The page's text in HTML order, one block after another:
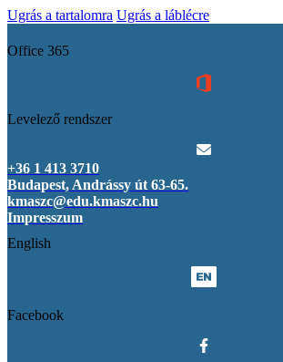
Ugrás a tartalomra Ugrás a láblécre
Office 365
Levelező rendszer
+36 1 413 3710
Budapest, Andrássy út 63-65.
kmaszc@edu.kmaszc.hu
Impresszum
English
Facebook